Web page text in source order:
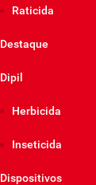
Raticida
Destaque
Dipil
Herbicida
Inseticida
Dispositivos